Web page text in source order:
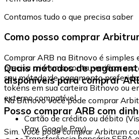
Contamos tudo o que precisa saber
Como posso comprar
Comprar ARB na Bitnovo é simples
precisa criar uma conta, verificar
seu método de pagamento
tokens em sua carteira Bitnovo ou
externo compatível.
Quais métodos de
disponíveis para comprar
Na Bitnovo você pode comprar
Cartão de crédito ou débito
Pay, Google Pay)
Posso comprar ARB com
Sim. Você pode comprar Arbitrum